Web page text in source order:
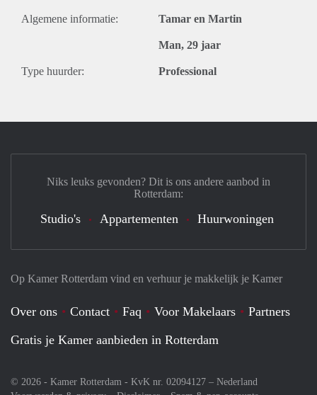
Algemene informatie: Tamar en Martin
Man, 29 jaar
Type huurder: Professional
Op Kamer Rotterdam vind en verhuur je makkelijk je Kamer
Over ons Contact Faq Voor Makelaars
Partners
Gratis je Kamer aanbieden in Rotterdam
© 2026 - Kamer Rotterdam - KvK nr. 02094127 – Nederland
Niks leuks gevonden? Dit is ons andere aanbod in
Rotterdam:
Studio's Appartementen Huurwoningen